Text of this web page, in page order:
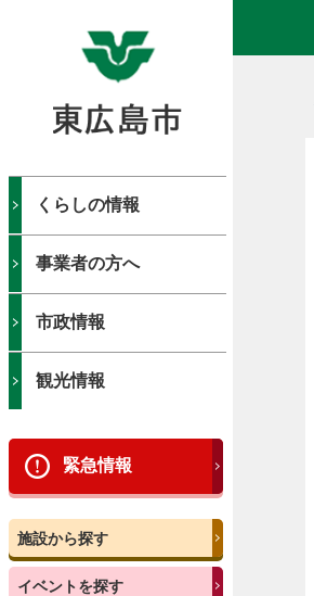
くらしの情報
事業者の方へ
市政情報
観光情報
緊急情報
施設から探す
イベントを探す